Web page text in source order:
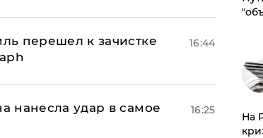
перешел к зачистке
16:44
нанесла удар в самое
16:25
На